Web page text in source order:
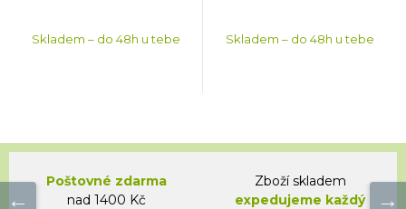
Skladem – do 48h u tebe Skladem – do 48h u tebe
Poštovné zdarma
nad 1400 Kč
Zboží skladem
expedujeme každý